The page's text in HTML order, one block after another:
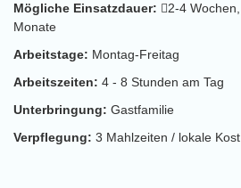
Mögliche Einsatzdauer: 2-4 Wochen,
Monate
Arbeitstage: Montag-Freitag
Arbeitszeiten: 4 - 8 Stunden am Tag
Unterbringung: Gastfamilie
Verpflegung: 3 Mahlzeiten / lokale Kost